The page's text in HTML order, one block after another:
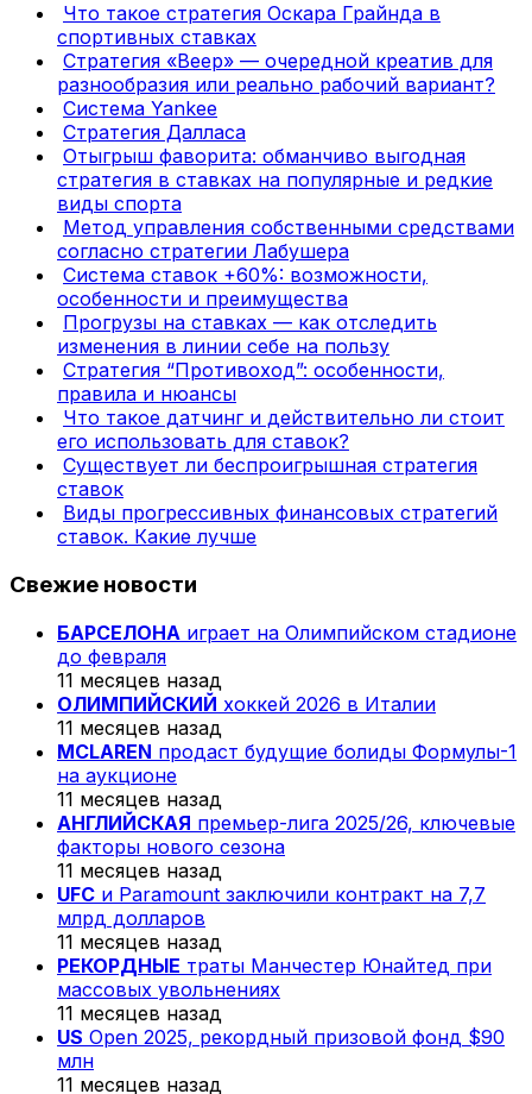
Что такое стратегия Оскара Грайнда в
спортивных ставках
Стратегия «Веер» — очередной креатив для
разнообразия или реально рабочий вариант?
Система Yankee
Стратегия Далласа
Отыгрыш фаворита: обманчиво выгодная
стратегия в ставках на популярные и редкие
виды спорта
Метод управления собственными средствами
согласно стратегии Лабушера
Система ставок +60%: возможности,
особенности и преимущества
Прогрузы на ставках — как отследить
изменения в линии себе на пользу
Стратегия “Противоход”: особенности,
правила и нюансы
Что такое датчинг и действительно ли стоит
его использовать для ставок?
Существует ли беспроигрышная стратегия
ставок
Виды прогрессивных финансовых стратегий
ставок. Какие лучше
Свежие новости
БАРСЕЛОНА играет на Олимпийском стадионе
до февраля
11 месяцев назад
ОЛИМПИЙСКИЙ хоккей 2026 в Италии
11 месяцев назад
MCLAREN продаст будущие болиды Формулы-1
на аукционе
11 месяцев назад
АНГЛИЙСКАЯ премьер-лига 2025/26, ключевые
факторы нового сезона
11 месяцев назад
UFC и Paramount заключили контракт на 7,7
млрд долларов
11 месяцев назад
РЕКОРДНЫЕ траты Манчестер Юнайтед при
массовых увольнениях
11 месяцев назад
US Open 2025, рекордный призовой фонд $90
млн
11 месяцев назад